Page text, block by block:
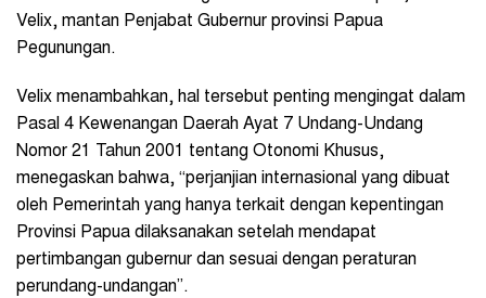
Velix, mantan Penjabat Gubernur provinsi Papua
Pegunungan.
Velix menambahkan, hal tersebut penting mengingat dalam
Pasal 4 Kewenangan Daerah Ayat 7 Undang-Undang
Nomor 21 Tahun 2001 tentang Otonomi Khusus,
menegaskan bahwa, “perjanjian internasional yang dibuat
oleh Pemerintah yang hanya terkait dengan kepentingan
Provinsi Papua dilaksanakan setelah mendapat
pertimbangan gubernur dan sesuai dengan peraturan
perundang-undangan”.